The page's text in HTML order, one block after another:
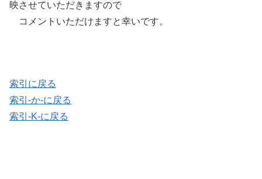
映させていただきますので
コメントいただけますと幸いです。
索引に戻る
索引-か-に戻る
索引-K-に戻る